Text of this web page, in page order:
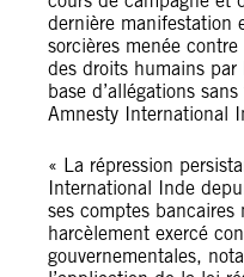
dernière manifestation
sorcières menée
des droits humains
base d’allégations
Amnesty International
« La répression
International Inde
ses comptes
harcèlement exercé
gouvernementales,